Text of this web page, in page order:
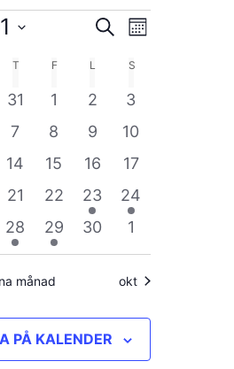
Evenemang
Search
and
Views
Navigation
SÖK
Evenemang
MÅNAD
T TORSDAG
FFREDAG
L LÖRDAG
S
0
evenemang
31
0
evenemang
1
0
evenemang
2
0
evenemang
3
0
evenemang
7
0
evenemang
8
0
evenemang
9
0
evenemang
10
0
evenemang
14
0
evenemang
15
0
evenemang
16
0
evenemang
17
0
evenemang
21
0
evenemang
22
1
evenemang
23
2
evenemang
24
1
evenemang
28
1
evenemang
29
0
evenemang
30
0
evenemang
1
månad okt
PÅ KALENDER